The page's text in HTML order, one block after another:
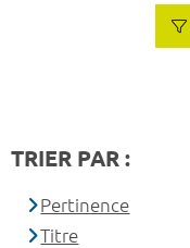
TRIER PAR :
Pertinence
Titre